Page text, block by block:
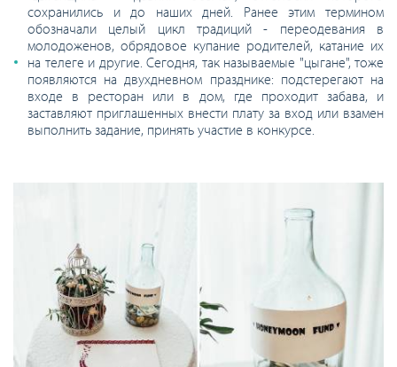
сохранились и до наших дней. Ранее этим термином
обозначали целый цикл традиций - переодевания в
молодоженов, обрядовое купание родителей, катание их
на телеге и другие. Сегодня, так называемые "цыгане", тоже
появляются на двухдневном празднике: подстерегают на
входе в ресторан или в дом, где проходит забава, и
заставляют приглашенных внести плату за вход или взамен
выполнить задание, принять участие в конкурсе.